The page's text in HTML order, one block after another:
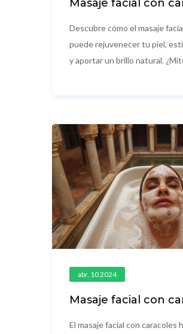
Masaje facial con
revoluciona la
Descubre cómo el masaje
puede rejuvenecer tu piel,
y aportar un brillo natural.
abr, 10 2024
Masaje facial con
descubierto
El masaje facial con caracoles